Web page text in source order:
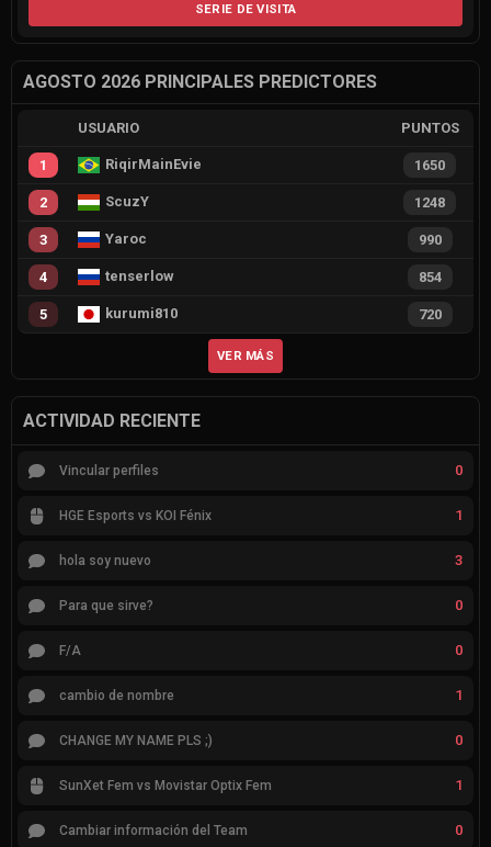
SERIE DE VISITA
AGOSTO 2026 PRINCIPALES PREDICTORES
USUARIO PUNTOS
1 RiqirMainEvie 1650
2 ScuzY 1248
3 Yaroc 990
4 tenserlow 854
5 kurumi810 720
VER MÁS
ACTIVIDAD RECIENTE
Vincular perfiles 0
HGE Esports vs KOI Fénix 1
hola soy nuevo 3
Para que sirve? 0
F/A 0
cambio de nombre 1
CHANGE MY NAME PLS ;) 0
SunXet Fem vs Movistar Optix Fem 1
Cambiar información del Team 0